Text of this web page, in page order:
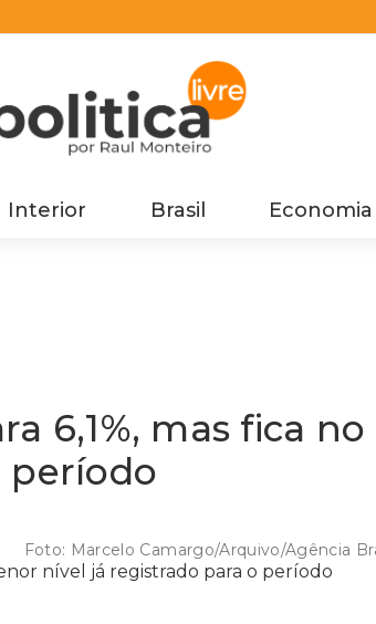
Interior Brasil Economia
6,1%, mas fica no
período
Foto: Marcelo Camargo/Arquivo/Agência